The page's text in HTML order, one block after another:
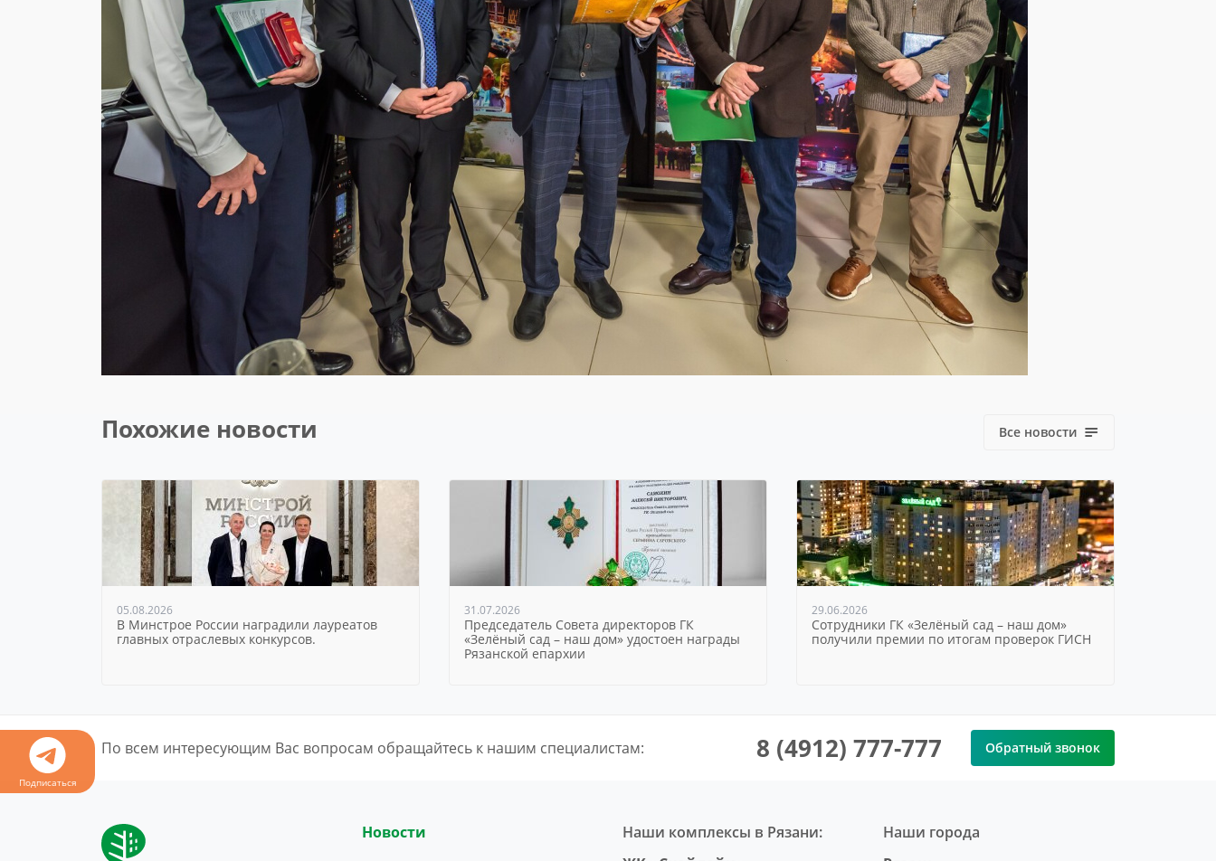
Подписаться
Похожие новости Все новости
05.08.2026
В Минстрое России наградили лауреатов
главных отраслевых конкурсов.
31.07.2026
Председатель Совета директоров ГК
«Зелёный сад – наш дом» удостоен награды
Рязанской епархии
29.06.2026
Сотрудники ГК «Зелёный сад – наш дом»
получили премии по итогам проверок ГИСН
По всем интересующим Вас вопросам обращайтесь к нашим специалистам: 8 (4912) 777-777 Обратный звонок
Новости
Наши комплексы в Рязани:
Наши города